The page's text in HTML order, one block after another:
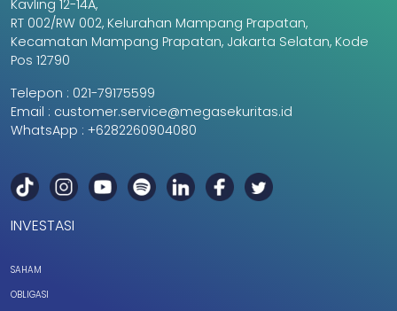
Kavling 12-14A,
RT 002/RW 002, Kelurahan Mampang Prapatan,
Kecamatan Mampang Prapatan, Jakarta Selatan, Kode
Pos 12790
Telepon : 021-79175599
Email : customer.service@megasekuritas.id
WhatsApp : +6282260904080
INVESTASI
SAHAM
OBLIGASI